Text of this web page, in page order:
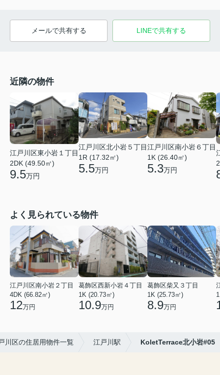
メールで共有する LINEで共有する
近隣の物件
江戸川区東小岩１丁目
2DK (49.50㎡)
9.5万円
江戸川区北小岩５丁目
1R (17.32㎡)
5.5万円
江戸川区南小岩６丁目
1K (26.40㎡)
5.3万円
よく見られている物件
江戸川区南小岩２丁目
4DK (66.82㎡)
12万円
葛飾区西新小岩４丁目
1K (20.73㎡)
10.9万円
葛飾区柴又３丁目
1K (25.73㎡)
8.9万円
川区の住居用物件一覧 江戸川駅 KoletTerrace北小岩#05